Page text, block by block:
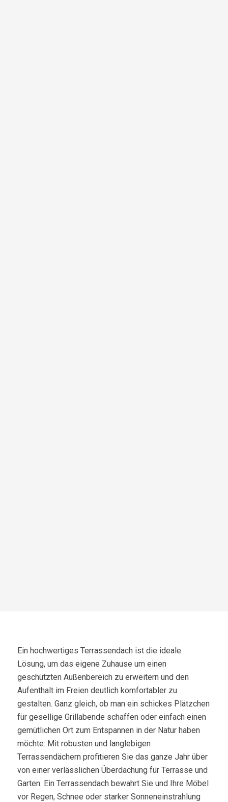
Ein hochwertiges Terrassendach ist die ideale
Lösung, um das eigene Zuhause um einen
geschützten Außenbereich zu erweitern und den
Aufenthalt im Freien deutlich komfortabler zu
gestalten. Ganz gleich, ob man ein schickes Plätzchen
für gesellige Grillabende schaffen oder einfach einen
gemütlichen Ort zum Entspannen in der Natur haben
möchte: Mit robusten und langlebigen
Terrassendächern profitieren Sie das ganze Jahr über
von einer verlässlichen Überdachung für Terrasse und
Garten. Ein Terrassendach bewahrt Sie und Ihre Möbel
vor Regen, Schnee oder starker Sonneneinstrahlung